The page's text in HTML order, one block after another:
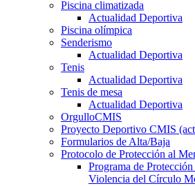
Piscina climatizada
Actualidad Deportiva
Piscina olímpica
Senderismo
Actualidad Deportiva
Tenis
Actualidad Deportiva
Tenis de mesa
Actualidad Deportiva
OrgulloCMIS
Proyecto Deportivo CMIS
Formularios de Alta/Baja
Protocolo de Protección al
Programa de
Violencia del Círculo